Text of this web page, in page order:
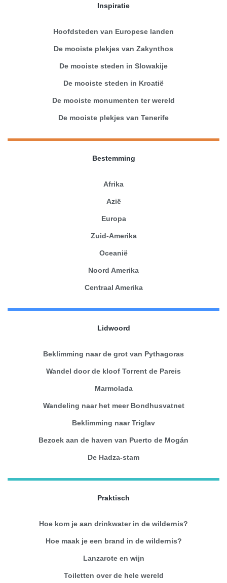
Inspiratie
Hoofdsteden van Europese landen
De mooiste plekjes van Zakynthos
De mooiste steden in Slowakije
De mooiste steden in Kroatië
De mooiste monumenten ter wereld
De mooiste plekjes van Tenerife
Bestemming
Afrika
Azië
Europa
Zuid-Amerika
Oceanië
Noord Amerika
Centraal Amerika
Lidwoord
Beklimming naar de grot van Pythagoras
Wandel door de kloof Torrent de Pareis
Marmolada
Wandeling naar het meer Bondhusvatnet
Beklimming naar Triglav
Bezoek aan de haven van Puerto de Mogán
De Hadza-stam
Praktisch
Hoe kom je aan drinkwater in de wildernis?
Hoe maak je een brand in de wildernis?
Lanzarote en wijn
Toiletten over de hele wereld